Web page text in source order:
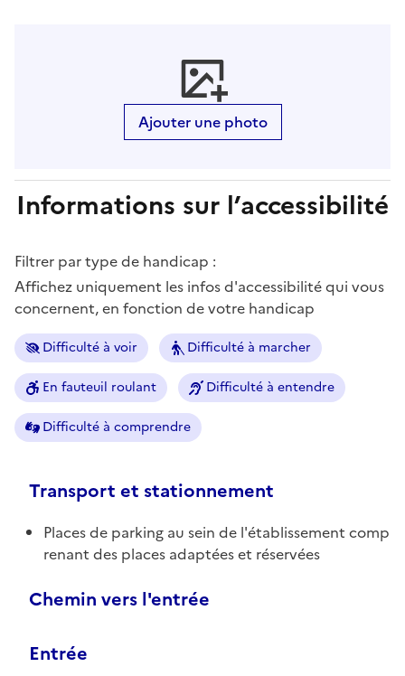
Ajouter une photo
Informations sur l’accessibilité
Filtrer par type de handicap :
Affichez uniquement les infos d'accessibilité qui vous
concernent, en fonction de votre handicap
Difficulté à voir Difficulté à marcher
En fauteuil roulant Difficulté à entendre
Difficulté à comprendre
Transport et stationnement
Places de parking au sein de l'établissement comp
renant des places adaptées et réservées
Chemin vers l'entrée
Entrée